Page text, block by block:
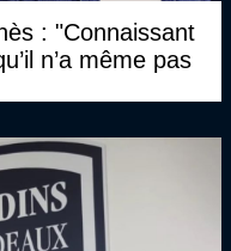
: "Connaissant
n’a même pas